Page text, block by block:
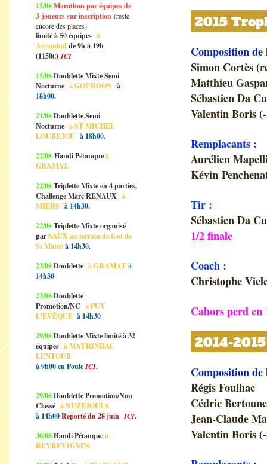
15/08Marathon par équipes de
3 joueurs sur inscription (reste
encore des places)
limité à 50 équipes à
Arcambal de 9h à 19h
(1150€)ICI
15/08Doublette Mixte Semi
Nocturne à GOURDON à
18h00.
21/08Doublette Semi
Nocturne à ST MICHEL
LOUBEJOU à 18h00.
22/08 Handi Pétanqueà
GRAMAT.
22/08Triplette Mixte en 4 parties,
Challenge Marc RENAUX à
MIERS à 14h30.
22/08Triplette Mixte organisé
parSAUX au terrain de foot de
St Matré à 14h30.
23/08Doublette à GRAMAT à
14h30
23/08Doublette
Promotion/NC à PUY
L'EVÊQUE à 14h30
29/08Doublette Mixte limité à 32
équipes à MAYRINHAC
LENTOUR
à 9h00 en PouleICI.
29/08Doublette Promotion/Non
Classé à NUZEJOULS
à 14h00Reporté du 28 juin ICI.
30/08Handi Pétanqueà
REYREVIGNES.
2015
Composition
Simon Cortès
Matthieu
Sébastien Da
Valentin Boris
Remplacants :
Aurélien
Kévin
Tir :
Sébastien Da
1/2 finale
Coach :
Christophe
Cahors perd en
2014-
Composition
Régis Foulhac
Cédric
Jean-Claude
Valentin Boris